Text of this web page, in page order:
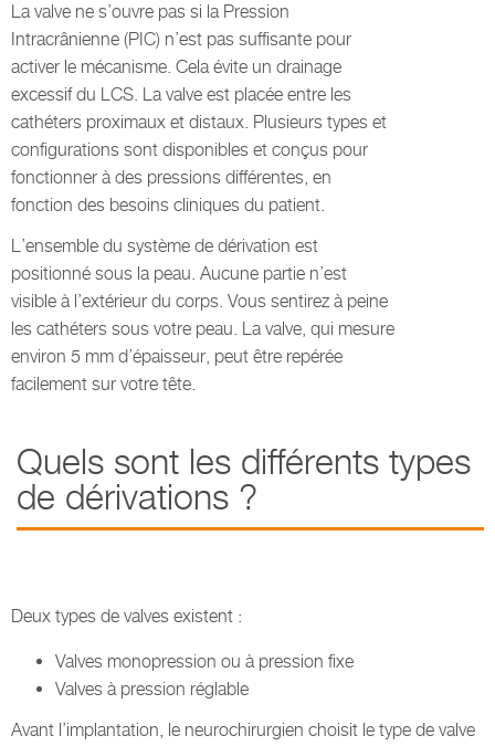
La valve ne s’ouvre pas si la Pression
Intracrânienne (PIC) n’est pas suffisante pour
activer le mécanisme. Cela évite un drainage
excessif du LCS. La valve est placée entre les
cathéters proximaux et distaux. Plusieurs types et
configurations sont disponibles et conçus pour
fonctionner à des pressions différentes, en
fonction des besoins cliniques du patient.
L’ensemble du système de dérivation est
positionné sous la peau. Aucune partie n’est
visible à l’extérieur du corps. Vous sentirez à peine
les cathéters sous votre peau. La valve, qui mesure
environ 5 mm d’épaisseur, peut être repérée
facilement sur votre tête.
Quels sont les différents types
de dérivations ?
Deux types de valves existent :
Valves monopression ou à pression fixe
Valves à pression réglable
Avant l’implantation, le neurochirurgien choisit le type de valve